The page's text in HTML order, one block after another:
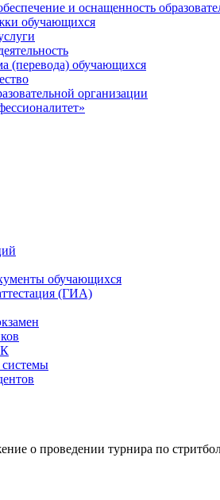
и оснащенность
обучающихся
(перевода) обучающихся
организации
обучающихся
(ГИА)
о проведении турнира по